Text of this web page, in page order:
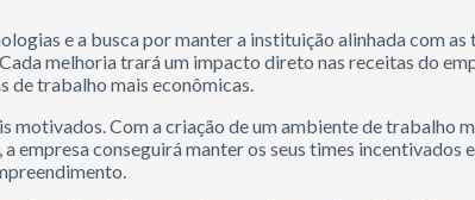
e a busca por manter a instituição alinhada com as
melhoria trará um impacto direto nas receitas do
de trabalho mais econômicas.
motivados. Com a criação de um ambiente de trabalho
a empresa conseguirá manter os seus times incentivados